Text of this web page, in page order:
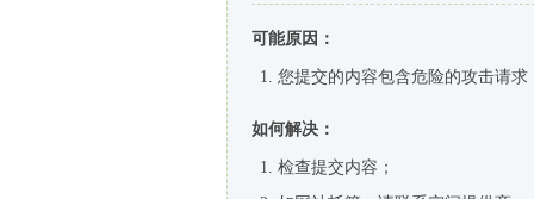
可能原因：
您提交的内容包含危险的攻击请求
如何解决：
检查提交内容；